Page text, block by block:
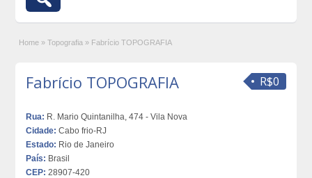
Home » Topografia » Fabrício TOPOGRAFIA
R$0
Fabrício TOPOGRAFIA
Rua: R. Mario Quintanilha, 474 - Vila Nova
Cidade: Cabo frio-RJ
Estado: Rio de Janeiro
País: Brasil
CEP: 28907-420